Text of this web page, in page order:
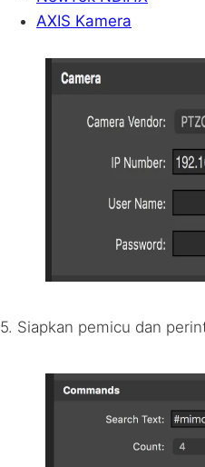
AXIS Kamera
5. Siapkan pemicu dan